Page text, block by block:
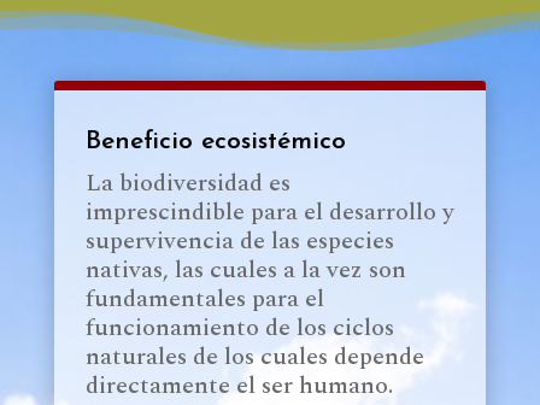
Beneficio ecosistémico
La biodiversidad es
imprescindible para el desarrollo y
supervivencia de las especies
nativas, las cuales a la vez son
fundamentales para el
funcionamiento de los ciclos
naturales de los cuales depende
directamente el ser humano.